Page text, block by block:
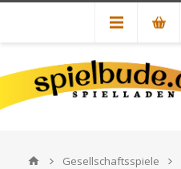
Gesellschaftsspiele